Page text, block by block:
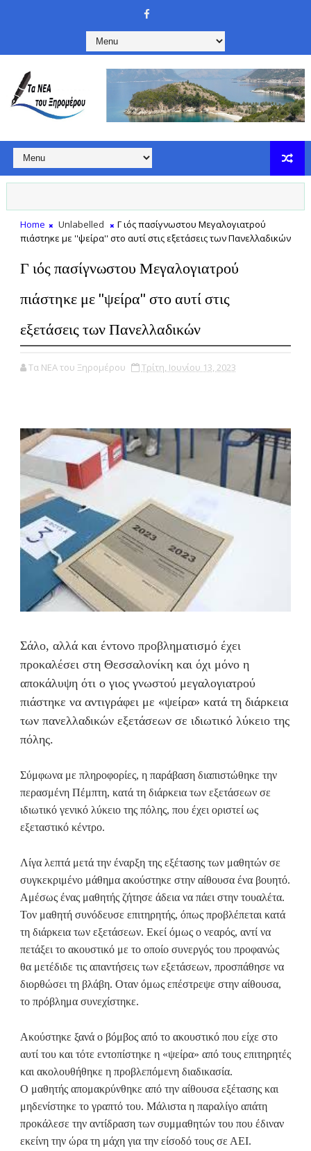
Home Unlabelled
Γ ιός πασίγνωστου Μεγαλογιατρού
πιάστηκε με ''ψείρα'' στο αυτί στις εξετάσεις των Πανελλαδικών
Γ ιός πασίγνωστου Μεγαλογιατρού
πιάστηκε με ''ψείρα'' στο αυτί στις
εξετάσεις των Πανελλαδικών
Τα ΝΕΑ του Ξηρομέρου Τρίτη, Ιουνίου 13, 2023
Σάλο, αλλά και έντονο προβληματισμό έχει
προκαλέσει στη Θεσσαλονίκη και όχι μόνο η
αποκάλυψη ότι ο γιος γνωστού μεγαλογιατρού
πιάστηκε να αντιγράφει με «ψείρα» κατά τη διάρκεια
των πανελλαδικών εξετάσεων σε ιδιωτικό λύκειο της
πόλης.
Σύμφωνα με πληροφορίες, η παράβαση διαπιστώθηκε την
περασμένη Πέμπτη, κατά τη διάρκεια των εξετάσεων σε
ιδιωτικό γενικό λύκειο της πόλης, που έχει οριστεί ως
εξεταστικό κέντρο.
Λίγα λεπτά μετά την έναρξη της εξέτασης των μαθητών σε
συγκεκριμένο μάθημα ακούστηκε στην αίθουσα ένα βουητό.
Αμέσως ένας μαθητής ζήτησε άδεια να πάει στην τουαλέτα.
Τον μαθητή συνόδευσε επιτηρητής, όπως προβλέπεται κατά
τη διάρκεια των εξετάσεων. Εκεί όμως ο νεαρός, αντί να
πετάξει το ακουστικό με το οποίο συνεργός του προφανώς
θα μετέδιδε τις απαντήσεις των εξετάσεων, προσπάθησε να
διορθώσει τη βλάβη. Οταν όμως επέστρεψε στην αίθουσα,
το πρόβλημα συνεχίστηκε.
Ακούστηκε ξανά ο βόμβος από το ακουστικό που είχε στο
αυτί του και τότε εντοπίστηκε η «ψείρα» από τους επιτηρητές
και ακολουθήθηκε η προβλεπόμενη διαδικασία.
Ο μαθητής απομακρύνθηκε από την αίθουσα εξέτασης και
μηδενίστηκε το γραπτό του. Μάλιστα η παραλίγο απάτη
προκάλεσε την αντίδραση των συμμαθητών του που έδιναν
εκείνη την ώρα τη μάχη για την είσοδό τους σε ΑΕΙ.